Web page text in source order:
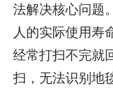
法解决核心问题
人的实际使用寿
经常打扫不完就
扫，无法识别地